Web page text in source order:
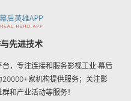
先进技术
，专注连接和服务影视工业·幕后
家机构提供服务；关注影
和产业活动等服务！